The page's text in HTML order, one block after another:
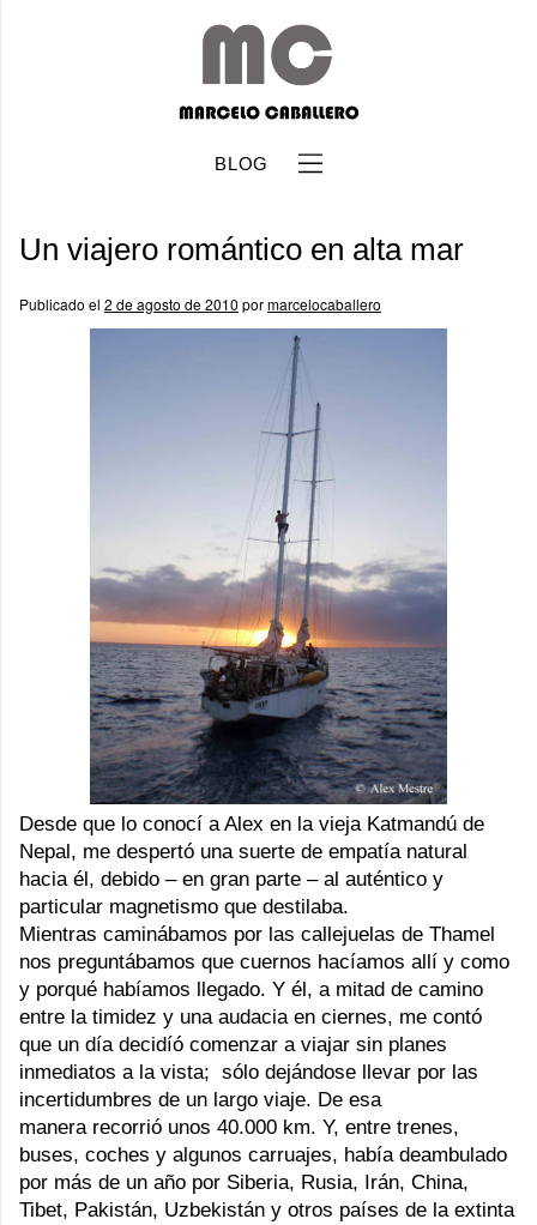
BLOG
Un viajero romántico en alta mar
Publicado el 2 de agosto de 2010 pormarcelocaballero
Desde que lo conocí a Alex en la vieja Katmandú de
Nepal, me despertó una suerte de empatía natural
hacia él, debido – en gran parte – al auténtico y
particular magnetismo que destilaba.
Mientras caminábamos por las callejuelas de Thamel
nos preguntábamos que cuernos hacíamos allí y como
y porqué habíamos llegado. Y él, a mitad de camino
entre la timidez y una audacia en ciernes, me contó
que un día decidíó comenzar a viajar sin planes
inmediatos a la vista; sólo dejándose llevar por las
incertidumbres de un largo viaje. De esa
manera recorrió unos 40.000 km. Y, entre trenes,
buses, coches y algunos carruajes, había deambulado
por más de un año por Siberia, Rusia, Irán, China,
Tibet, Pakistán, Uzbekistán y otros países de la extinta